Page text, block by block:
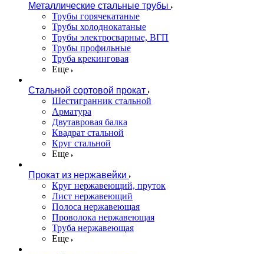
Металлические стальные трубы
Трубы горячекатаные
Трубы холоднокатаные
Трубы электросварные, ВГП
Трубы профильные
Труба крекинговая
Еще
Стальной сортовой прокат
Шестигранник стальной
Арматура
Двутавровая балка
Квадрат стальной
Круг стальной
Еще
Прокат из нержавейки
Круг нержавеющий, пруток
Лист нержавеющий
Полоса нержавеющая
Проволока нержавеющая
Труба нержавеющая
Еще